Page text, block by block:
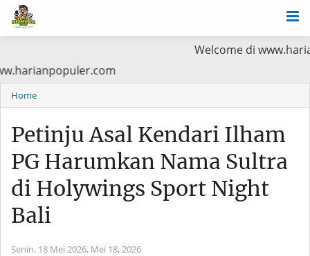
Welcome di
di www.harianpopuler.com
Home
Petinju Asal Kendari Ilham
PG Harumkan Nama Sultra
di Holywings Sport Night
Bali
Senin, 18 Mei 2026, Mei 18, 2026